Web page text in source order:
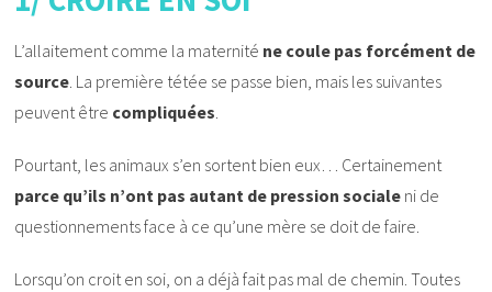
L’allaitement comme la maternité ne coule pas forcément de
source. La première tétée se passe bien, mais les suivantes
peuvent être compliquées.
Pourtant, les animaux s’en sortent bien eux… Certainement
parce qu’ils n’ont pas autant de pression sociale ni de
questionnements face à ce qu’une mère se doit de faire.
Lorsqu’on croit en soi, on a déjà fait pas mal de chemin. Toutes